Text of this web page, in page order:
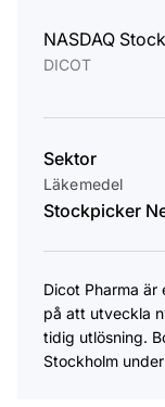
NASDAQ
DICOT
Sektor
Läkemedel
Stockpicker
Dicot Pharma
på att utveckla
tidig utlösning.
Stockholm